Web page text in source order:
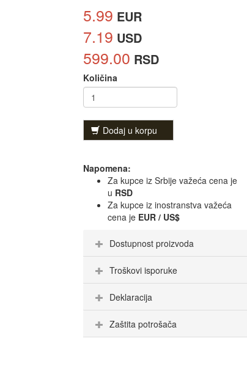
5.99 EUR
7.19 USD
599.00 RSD
Količina
Dodaj u korpu
Napomena:
Za kupce iz Srbije važeća cena je
u RSD
Za kupce iz inostranstva važeća
cena je EUR / US$
Dostupnost proizvoda
Troškovi isporuke
Deklaracija
Zaštita potrošača